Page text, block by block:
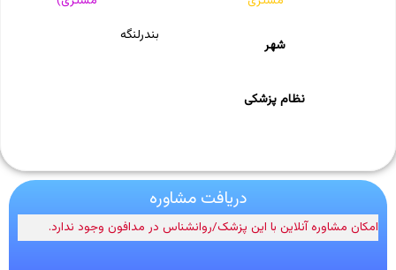
شهر
بندرلنگه
نظام پزشکی
دریافت مشاوره
امکان مشاوره آنلاین با این پزشک/روانشناس در مدافون وجود ندارد.